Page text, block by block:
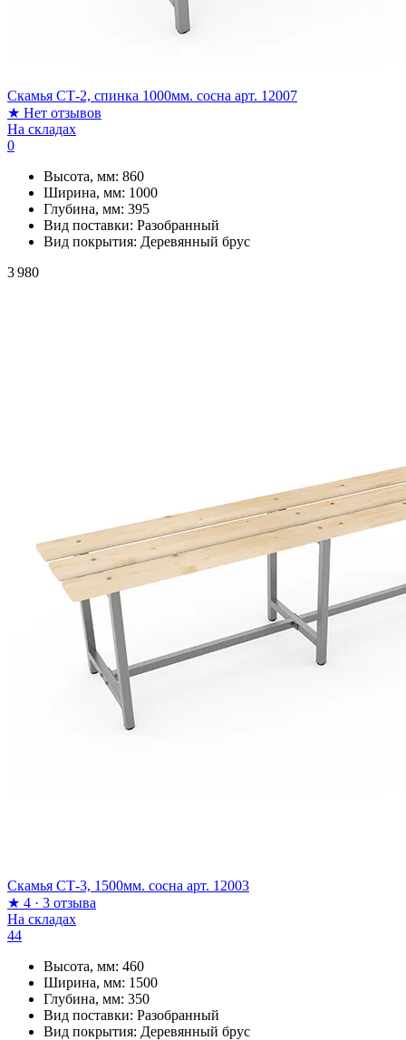
Скамья СТ-2, спинка 1000мм. сосна арт. 12007
★ Нет отзывов
На складах
0
Высота, мм: 860
Ширина, мм: 1000
Глубина, мм: 395
Вид поставки: Разобранный
Вид покрытия: Деревянный брус
3 980
Скамья СТ-3, 1500мм. сосна арт. 12003
★ 4 · 3 отзыва
На складах
44
Высота, мм: 460
Ширина, мм: 1500
Глубина, мм: 350
Вид поставки: Разобранный
Вид покрытия: Деревянный брус